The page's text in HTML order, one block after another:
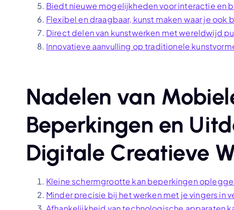
Biedt nieuwe mogelijkheden voor interactie en
Flexibel en draagbaar, kunst maken waar je ook
Direct delen van kunstwerken met wereldwijd
Innovatieve aanvulling op traditionele
Nadelen van
Beperkingen en
Digitale Creatieve
Kleine schermgrootte kan beperkingen
Minder precisie bij het werken met je vingers